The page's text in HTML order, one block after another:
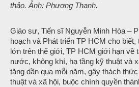
thảo. Ảnh: Phương Thanh.
Giáo sư, Tiến sĩ Nguyễn Minh Hòa –
hoạch và Phát triển TP HCM cho
lớn trên thế giới, TP HCM giới hạn về
nước, không khí, hạ tầng kỹ thuật và
tăng dần qua mỗi năm, gây thách
thuật và xã hội, buộc chính quyền